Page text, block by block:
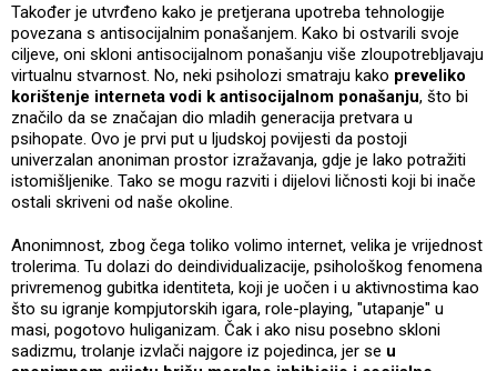
Također je utvrđeno kako je pretjerana upotreba tehnologije
povezana s antisocijalnim ponašanjem. Kako bi ostvarili svoje
ciljeve, oni skloni antisocijalnom ponašanju više zloupotrebljavaju
virtualnu stvarnost. No, neki psiholozi smatraju kako preveliko
korištenje interneta vodi k antisocijalnom ponašanju, što bi
značilo da se značajan dio mladih generacija pretvara u
psihopate. Ovo je prvi put u ljudskoj povijesti da postoji
univerzalan anoniman prostor izražavanja, gdje je lako potražiti
istomišljenike. Tako se mogu razviti i dijelovi ličnosti koji bi inače
ostali skriveni od naše okoline.
Anonimnost, zbog čega toliko volimo internet, velika je vrijednost
trolerima. Tu dolazi do deindividualizacije, psihološkog fenomena
privremenog gubitka identiteta, koji je uočen i u aktivnostima kao
što su igranje kompjutorskih igara, role-playing, "utapanje" u
masi, pogotovo huliganizam. Čak i ako nisu posebno skloni
sadizmu, trolanje izvlači najgore iz pojedinca, jer se u